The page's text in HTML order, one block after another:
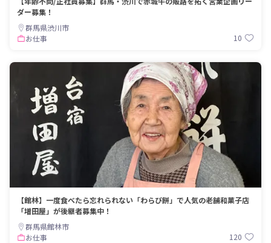
ダー募集！
群馬県渋川市
お仕事
10
【館林】一度食べたら忘れられない「わらび餅」で人気の老舗和菓子店
「増田屋」が後継者募集中！
群馬県館林市
お仕事
120